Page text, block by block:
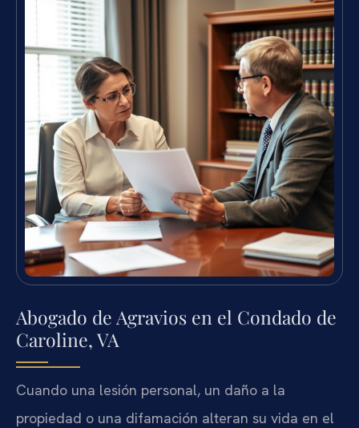
Abogado de Agravios en el Condado de
Caroline, VA
Cuando una lesión personal, un daño a la
propiedad o una difamación alteran su vida en el